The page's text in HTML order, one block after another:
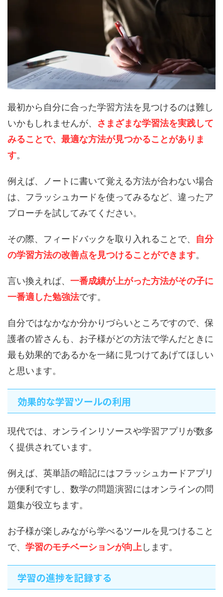
最初から自分に合った学習方法を見つけるのは難し
いかもしれませんが、 さまざまな学習法を実践して
みることで、最適な方法が見つかることがありま
す。
例えば、ノートに書いて覚える方法が合わない場合
は、フラッシュカードを使ってみるなど、違ったア
プローチを試してみてください。
その際、フィードバックを取り入れることで、 自分
の学習方法の改善点を見つけることができます。
言い換えれば、 一番成績が上がった方法がその子に
一番適した勉強法です。
自分ではなかなか分かりづらいところですので、保
護者の皆さんも、お子様がどの方法で学んだときに
最も効果的であるかを一緒に見つけてあげてほしい
と思います。
効果的な学習ツールの利用
現代では、オンラインリソースや学習アプリが数多
く提供されています。
例えば、英単語の暗記にはフラッシュカードアプリ
が便利ですし、数学の問題演習にはオンラインの問
題集が役立ちます。
お子様が楽しみながら学べるツールを見つけること
で、 学習のモチベーションが向上 します。
学習の進捗を記録する